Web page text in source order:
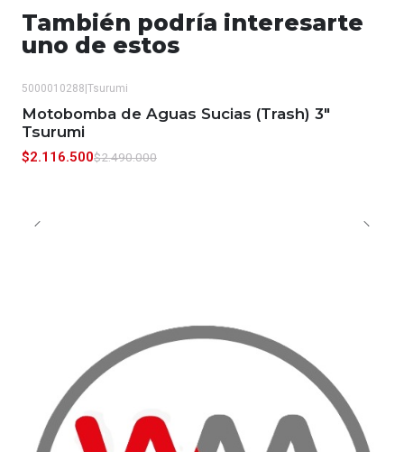
También podría interesarte
uno de estos
5000010288 Tsurumi
Motobomba de Aguas Sucias (Trash) 3"
Tsurumi
$2.116.500$2.490.000